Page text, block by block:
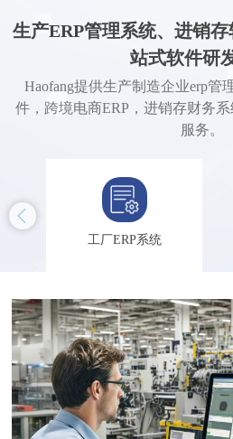
生产ERP管理系统、进销
站式软件研
Haofang提供生产制造企业erp管
件，跨境电商ERP，进销存财务
服务。
工厂ERP系统